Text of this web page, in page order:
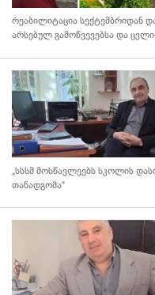
რეაბილიტაცია სექტემბრიდან
არსებულ გამოწვევებსა და
„სსსმ მოსწავლეებს სკოლის
თანადგომა“